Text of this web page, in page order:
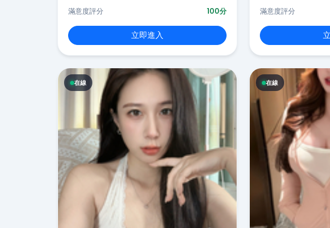
滿意度評分
100分
立即進入
滿意度評分
在線 在線